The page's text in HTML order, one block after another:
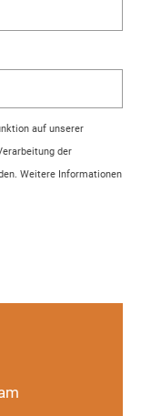
auf unserer
der
Weitere Informationen